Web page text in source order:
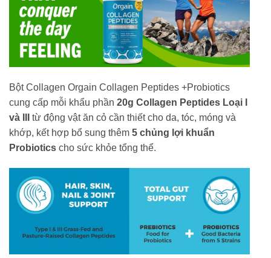
Bột Collagen Orgain Collagen Peptides +Probiotics
cung cấp mỗi khẩu phần 20g Collagen Peptides Loại I
và III
từ động vật ăn cỏ cần thiết cho da, tóc, móng và
khớp, kết hợp bổ sung thêm 5 chủng lợi khuẩn
Probiotics cho sức khỏe tổng thể.